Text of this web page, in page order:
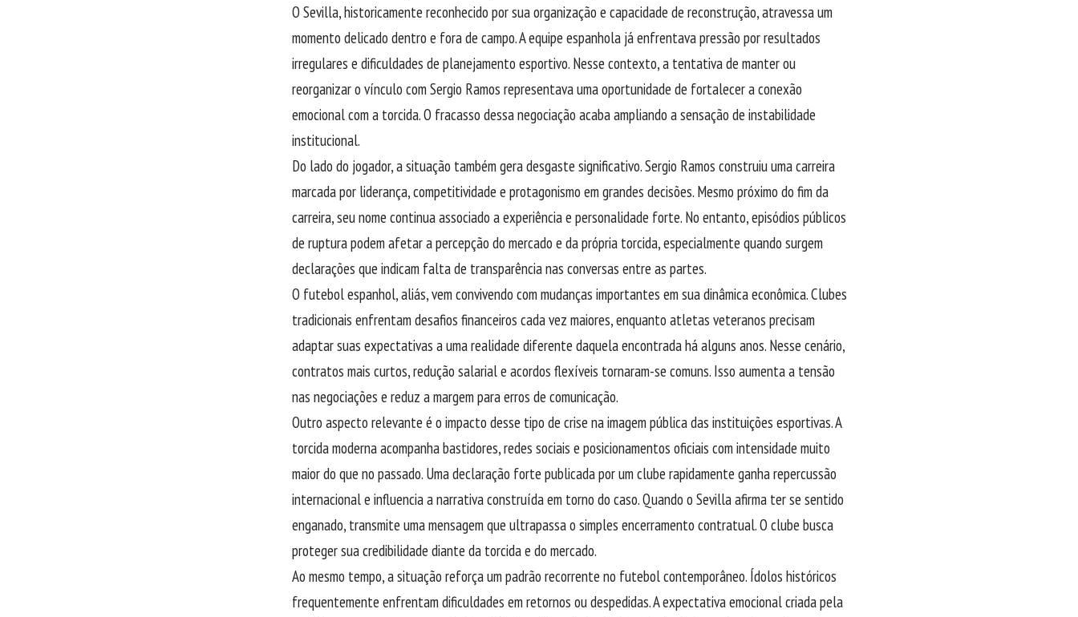
O Sevilla, historicamente reconhecido por sua organização e capacidade de reconstrução, atravessa um
momento delicado dentro e fora de campo. A equipe espanhola já enfrentava pressão por resultados
irregulares e dificuldades de planejamento esportivo. Nesse contexto, a tentativa de manter ou
reorganizar o vínculo com Sergio Ramos representava uma oportunidade de fortalecer a conexão
emocional com a torcida. O fracasso dessa negociação acaba ampliando a sensação de instabilidade
institucional.
Do lado do jogador, a situação também gera desgaste significativo. Sergio Ramos construiu uma carreira
marcada por liderança, competitividade e protagonismo em grandes decisões. Mesmo próximo do fim da
carreira, seu nome continua associado a experiência e personalidade forte. No entanto, episódios públicos
de ruptura podem afetar a percepção do mercado e da própria torcida, especialmente quando surgem
declarações que indicam falta de transparência nas conversas entre as partes.
O futebol espanhol, aliás, vem convivendo com mudanças importantes em sua dinâmica econômica. Clubes
tradicionais enfrentam desafios financeiros cada vez maiores, enquanto atletas veteranos precisam
adaptar suas expectativas a uma realidade diferente daquela encontrada há alguns anos. Nesse cenário,
contratos mais curtos, redução salarial e acordos flexíveis tornaram-se comuns. Isso aumenta a tensão
nas negociações e reduz a margem para erros de comunicação.
Outro aspecto relevante é o impacto desse tipo de crise na imagem pública das instituições esportivas. A
torcida moderna acompanha bastidores, redes sociais e posicionamentos oficiais com intensidade muito
maior do que no passado. Uma declaração forte publicada por um clube rapidamente ganha repercussão
internacional e influencia a narrativa construída em torno do caso. Quando o Sevilla afirma ter se sentido
enganado, transmite uma mensagem que ultrapassa o simples encerramento contratual. O clube busca
proteger sua credibilidade diante da torcida e do mercado.
Ao mesmo tempo, a situação reforça um padrão recorrente no futebol contemporâneo. Ídolos históricos
frequentemente enfrentam dificuldades em retornos ou despedidas. A expectativa emocional criada pela